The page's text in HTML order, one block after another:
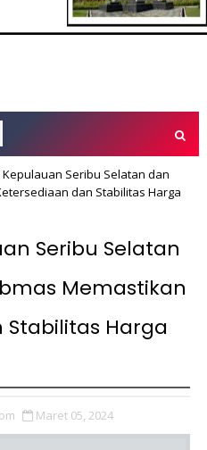
Seribu Selatan dan
dan Stabilitas Harga
Seribu Selatan
Memastikan
Harga
Maret 05, 2024